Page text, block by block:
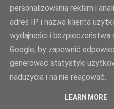
marca 08, 2022
MURZYNEK Z
KREMEM Z KASZY
MANNY
personalizowania reklam i
adres IP i nazwa klienta
wydajności i bezpieczeństwa
Google, by zapewnić
generować statystyki
nadużycia i na nie reagować.
LEARN MORE